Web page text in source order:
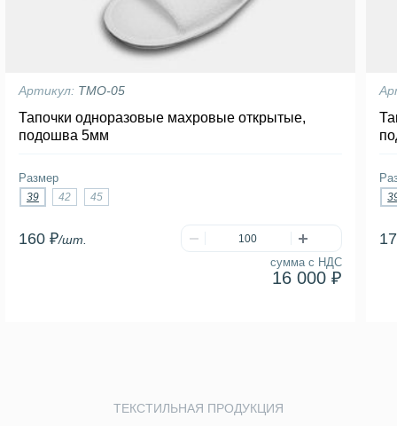
Артикул: ТМО-05
Тапочки одноразовые махровые открытые,
подошва 5мм
160 ₽/шт.
сумма с НДС
16 000 ₽
Размер
39 42 45
ТЕКСТИЛЬНАЯ ПРОДУКЦИЯ